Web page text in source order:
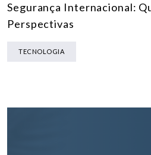
Segurança Internacional:
Perspectivas
TECNOLOGIA